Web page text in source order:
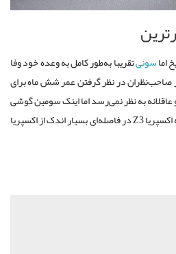
اماسونیتقریبا به‌طور کامل به وعده خود وفا
صاحب‌نظران در نظر گرفتن عمر شش ماه برای
به نظر نمی‌رسد اما اینک سومین گوشی
از سری جدید خانواده Z موسوم به اکسپریا Z3 در فاصله‌ای بسیار اندک از اکسپریا